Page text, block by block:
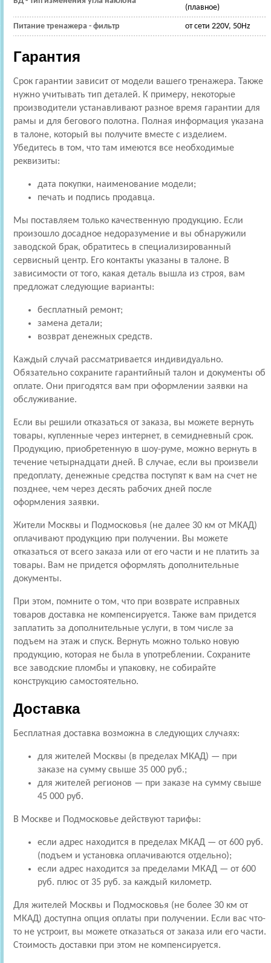
(плавное)
Питание тренажера - фильтр от сети 220V, 50Hz
Гарантия
Срок гарантии зависит от модели вашего тренажера. Также
нужно учитывать тип деталей. К примеру, некоторые
производители устанавливают разное время гарантии для
рамы и для бегового полотна. Полная информация указана
в талоне, который вы получите вместе с изделием.
Убедитесь в том, что там имеются все необходимые
реквизиты:
дата покупки, наименование модели;
печать и подпись продавца.
Мы поставляем только качественную продукцию. Если
произошло досадное недоразумение и вы обнаружили
заводской брак, обратитесь в специализированный
сервисный центр. Его контакты указаны в талоне. В
зависимости от того, какая деталь вышла из строя, вам
предложат следующие варианты:
бесплатный ремонт;
замена детали;
возврат денежных средств.
Каждый случай рассматривается индивидуально.
Обязательно сохраните гарантийный талон и документы об
оплате. Они пригодятся вам при оформлении заявки на
обслуживание.
Если вы решили отказаться от заказа, вы можете вернуть
товары, купленные через интернет, в семидневный срок.
Продукцию, приобретенную в шоу-руме, можно вернуть в
течение четырнадцати дней. В случае, если вы произвели
предоплату, денежные средства поступят к вам на счет не
позднее, чем через десять рабочих дней после
оформления заявки.
Жители Москвы и Подмосковья (не далее 30 км от МКАД)
оплачивают продукцию при получении. Вы можете
отказаться от всего заказа или от его части и не платить за
товары. Вам не придется оформлять дополнительные
документы.
При этом, помните о том, что при возврате исправных
товаров доставка не компенсируется. Также вам придется
заплатить за дополнительные услуги, в том числе за
подъем на этаж и спуск. Вернуть можно только новую
продукцию, которая не была в употреблении. Сохраните
все заводские пломбы и упаковку, не собирайте
конструкцию самостоятельно.
Доставка
Бесплатная доставка возможна в следующих случаях:
для жителей Москвы (в пределах МКАД) — при
заказе на сумму свыше 35 000 руб.;
для жителей регионов — при заказе на сумму свыше
45 000 руб.
В Москве и Подмосковье действуют тарифы:
если адрес находится в пределах МКАД — от 600 руб.
(подъем и установка оплачиваются отдельно);
если адрес находится за пределами МКАД — от 600
руб. плюс от 35 руб. за каждый километр.
Для жителей Москвы и Подмосковья (не более 30 км от
МКАД) доступна опция оплаты при получении. Если вас что-
то не устроит, вы можете отказаться от заказа или его части.
Стоимость доставки при этом не компенсируется.